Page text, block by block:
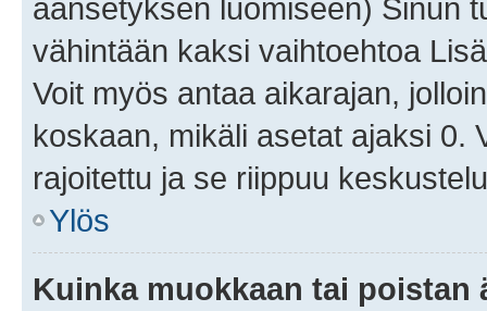
äänsetyksen luomiseen) Sinun
vähintään kaksi vaihtoehtoa
Voit myös antaa aikarajan,
koskaan, mikäli asetat ajaksi 0.
rajoitettu ja se riippuu
Ylös
Kuinka muokkaan tai poistan